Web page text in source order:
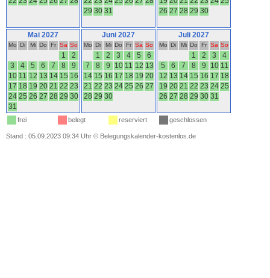
29 30 31
26 27 28 29 30
Mai 2027
Mo Di Mi Do Fr Sa So
1
2
3
4 5 6 7 8
9
10 11 12 13 14 15 16
17 18 19 20 21 22 23
24 25 26 27 28 29 30
31
Juni 2027
Mo Di Mi Do Fr Sa So
1 2 3 4 5
6
7
8 9 10 11 12 13
14 15 16 17 18 19 20
21 22 23 24 25 26 27
28 29 30
Juli 2027
Mo Di Mi Do Fr Sa So
1 2 3
4
5
6 7 8 9 10 11
12 13 14 15 16 17 18
19 20 21 22 23 24 25
26 27 28 29 30 31
frei belegt reserviert geschlossen
Stand : 05.09.2023 09:34 Uhr © Belegungskalender-kostenlos.de